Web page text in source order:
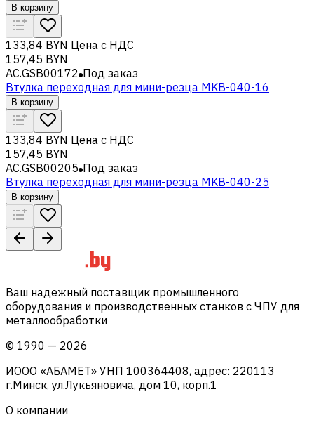
В корзину
133,84 BYN Цена с НДС
157,45 BYN
AC.GSB00172 Под заказ
Втулка переходная для мини-резца MKB-040-16
В корзину
133,84 BYN Цена с НДС
157,45 BYN
AC.GSB00205 Под заказ
Втулка переходная для мини-резца MKB-040-25
В корзину
Ваш надежный поставщик промышленного
оборудования и производственных станков с ЧПУ для
металлообработки
© 1990 — 2026
ИООО «АБАМЕТ» УНП 100364408, адрес: 220113
г.Минск, ул.Лукьяновича, дом 10, корп.1
О компании